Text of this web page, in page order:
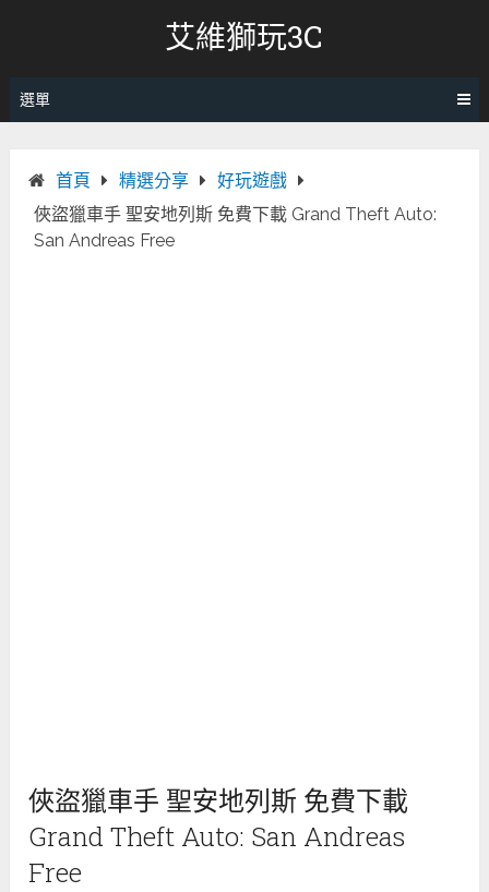
艾維獅玩3C
選單
首頁 精選分享
好玩遊戲
俠盜獵車手 聖安地列斯 免費下載 Grand Theft Auto:
San Andreas Free
俠盜獵車手 聖安地列斯 免費下載
Grand Theft Auto: San Andreas
Free